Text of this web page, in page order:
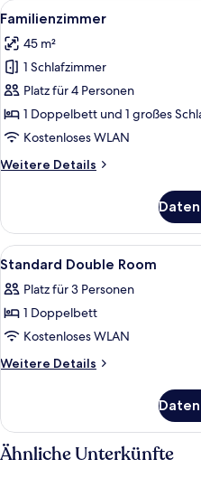
Balkon,
Alle
Fotos
für
Familienzimmer
anzeigen
5
Familienzimmer
45 m²
1 Schlafzimmer
Platz für 4 Personen
1 Doppelbett und 1 großes
Kostenloses WLAN
Weitere Details
Weitere
Alle
Fotos
für
Standard
Double
Room
4
Standard Double Room
Platz für 3 Personen
1 Doppelbett
Kostenloses WLAN
Weitere Details
Weitere
Double
Room
Ähnliche Unterkünfte